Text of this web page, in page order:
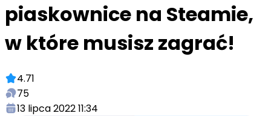
piaskownice na Steamie,
w które musisz zagrać!
4.71
75
13 lipca 2022 11:34